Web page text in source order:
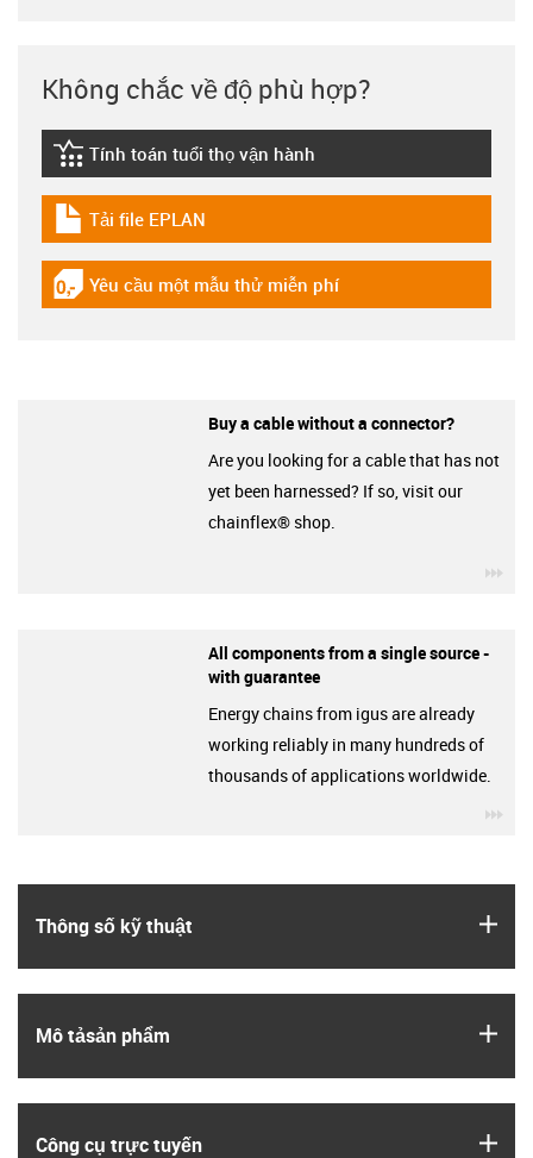
Thông số kỹ thuật
Mô tả­sản phẩm
Công cụ trực tuyến
Không chắc về độ phù hợp?
igus-icon-lebensdauerrechner
Tính toán tuổi thọ vận hành
igus-icon-download-plan
Tải file EPLAN
igus-icon-gratismuster
Yêu cầu một mẫu thử miễn phí
Buy a cable without a connector?
Are you looking for a cable that has not
yet been harnessed? If so, visit our
chainflex® shop.
All components from a single source -
with guarantee
Energy chains from igus are already
working reliably in many hundreds of
thousands of applications worldwide.